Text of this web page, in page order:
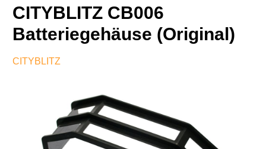
CITYBLITZ CB006
Batteriegehäuse (Original)
CITYBLITZ
Bildergalerie überspringen